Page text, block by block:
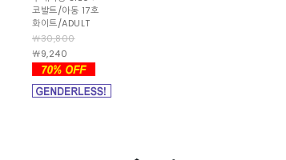
코발트/아동 17호
화이트/ADULT
￦30,800
￦9,240